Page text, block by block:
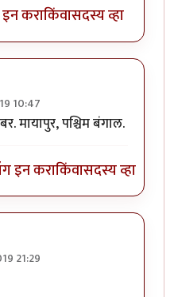
कराकिंवासदस्य व्हा
10:47
Templeby
मायापुर, पश्चिम बंगाल.
इन कराकिंवासदस्य व्हा
21:29